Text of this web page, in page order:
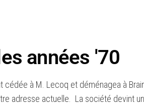
années '70
cédée à M. Lecoq et déménagea à
adresse actuelle. La société devint